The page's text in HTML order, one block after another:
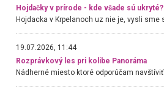
Hojdačky v prírode - kde všade sú ukryté?
19.07.2026, 11:44
Rozprávkový les pri kolibe Panoráma